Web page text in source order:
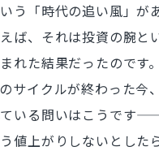
う「時代の追い風」が
ば、それは投資の腕と
れた結果だったのです。
サイクルが終わった今
いる問いはこうです
う値上がりしないとした